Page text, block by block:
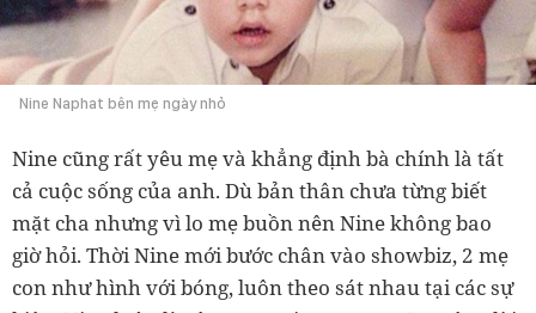
Nine Naphat bên mẹ ngày nhỏ
Nine cũng rất yêu mẹ và khẳng định bà chính là tất
cả cuộc sống của anh. Dù bản thân chưa từng biết
mặt cha nhưng vì lo mẹ buồn nên Nine không bao
giờ hỏi. Thời Nine mới bước chân vào showbiz, 2 mẹ
con như hình với bóng, luôn theo sát nhau tại các sự